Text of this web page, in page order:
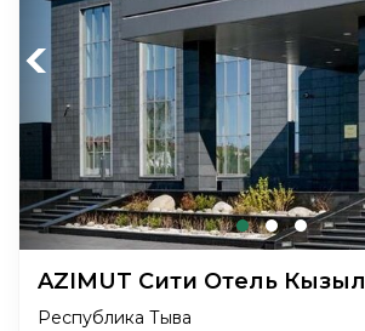
Previous
AZIMUT Сити Отель Кызыл
Республика Тыва